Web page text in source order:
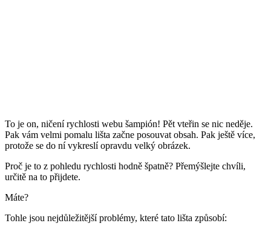
To je on, ničení rychlosti webu šampión! Pět vteřin se nic neděje.
Pak vám velmi pomalu lišta začne posouvat obsah. Pak ještě více,
protože se do ní vykreslí opravdu velký obrázek.
Proč je to z pohledu rychlosti hodně špatně? Přemýšlejte chvíli,
určitě na to přijdete.
Máte?
Tohle jsou nejdůležitější problémy, které tato lišta způsobí: